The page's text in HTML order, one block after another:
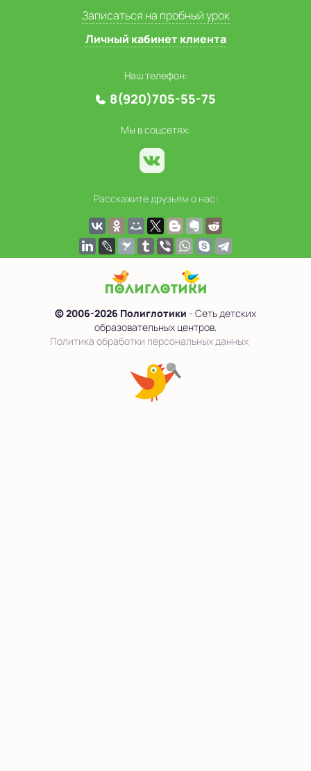
Записаться на пробный урок
Личный кабинет клиента
Наш телефон:
8(920)705-55-75
Мы в соцсетях:
Расскажите друзьям о нас:
© 2006-2026 Полиглотики - Сеть детских
образовательных центров.
Политика обработки персональных данных